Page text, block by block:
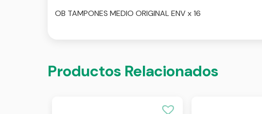
OB TAMPONES MEDIO ORIGINAL ENV x 16
Productos Relacionados